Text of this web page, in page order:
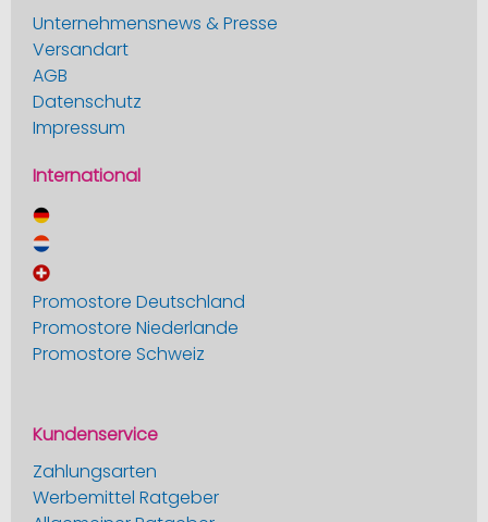
Unternehmensnews & Presse
Versandart
AGB
Datenschutz
Impressum
International
Promostore Deutschland
Promostore Niederlande
Promostore Schweiz
Kundenservice
Zahlungsarten
Werbemittel Ratgeber